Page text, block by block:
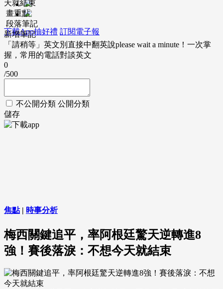
下載App抽好禮 訂閱電子報
天就結束
畫重點
段落筆記
新增筆記
「請稍等」英文別直接中翻英說please wait a minute！一次掌
握，常用的電話對談英文
0
/500
不公開分類 公開分類
儲存
焦點| 時事分析
梅西關鍵追平，率阿根廷驚天逆轉進8
強！賽後落淚：不想今天就結束